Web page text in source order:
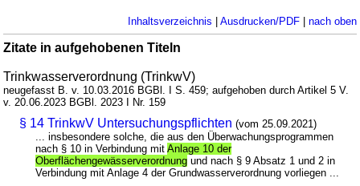
Inhaltsverzeichnis Ausdrucken/PDF| nach oben
Zitate in aufgehobenen Titeln
Trinkwasserverordnung (TrinkwV)
neugefasst B. v. 10.03.2016 BGBl. I S. 459; aufgehoben durch Artikel 5 V.
v. 20.06.2023 BGBl. 2023 I Nr. 159
§ 14 TrinkwV Untersuchungspflichten (vom 25.09.2021)
... insbesondere solche, die aus den Überwachungsprogrammen
nach § 10 in Verbindung mitAnlage 10 der
Oberflächengewässerverordnung und nach § 9 Absatz 1 und 2 in
Verbindung mit Anlage 4 der Grundwasserverordnung vorliegen ...